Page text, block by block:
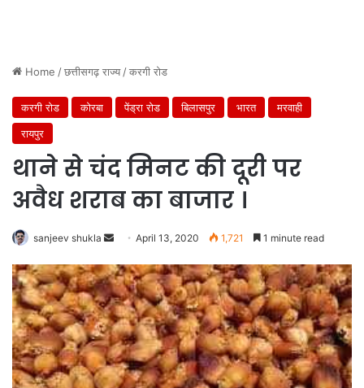
Home /छत्तीसगढ़ राज्य/करगी रोड
करगी रोड कोरबा पेंड्रा रोड बिलासपुर भारत
मरवाही
रायपुर
थाने से चंद मिनट की दूरी पर
अवैध शराब का बाजार ।
sanjeev shukla
Send
email
April 13, 2020 1,721 1 minute read